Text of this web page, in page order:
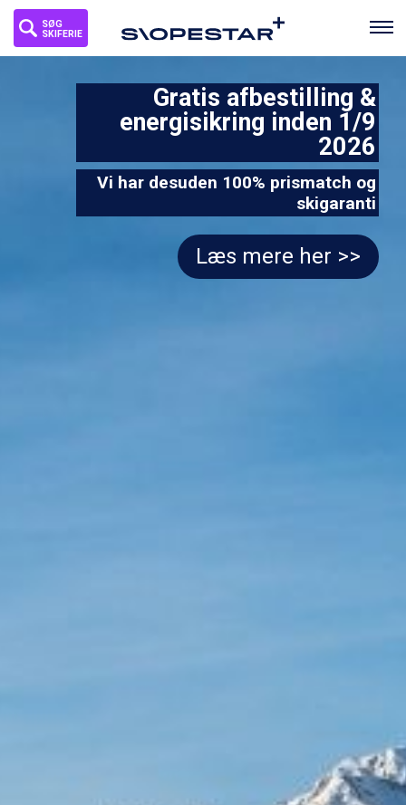
SØG
SKIFERIE
Gratis afbestilling &
energisikring inden 1/9
2026
Vi har desuden 100% prismatch og
skigaranti
Læs mere her >>